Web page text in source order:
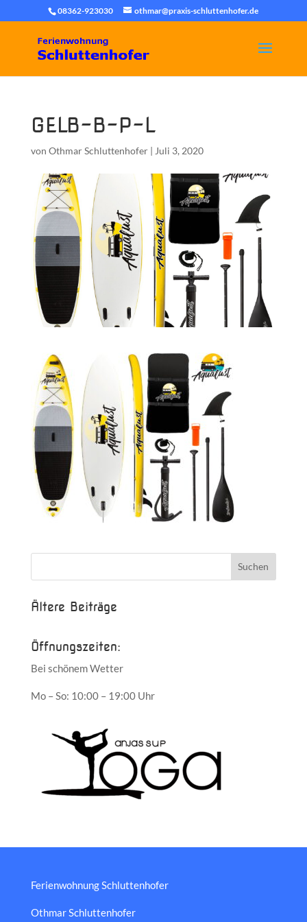
08362-923030 othmar@praxis-schluttenhofer.de
GELB-B-P-L
von Othmar Schluttenhofer| Juli 3, 2020
Ältere Beiträge
Öffnungszeiten:
Bei schönem Wetter
Mo – So: 10:00 – 19:00 Uhr
Ferienwohnung Schluttenhofer
Othmar Schluttenhofer